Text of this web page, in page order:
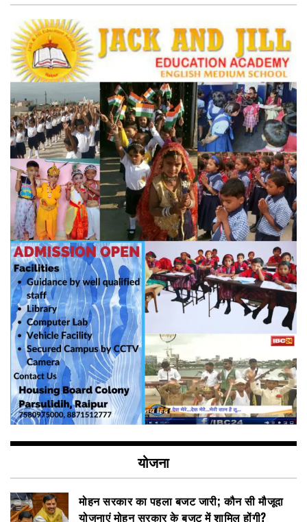
योजना
मोहन सरकार का पहला बजट जारी; कौन सी मौजूदा
योजनाएं मोहन सरकार के बजट में शामिल होंगी?